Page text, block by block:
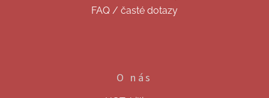
FAQ / časté dotazy
O nás